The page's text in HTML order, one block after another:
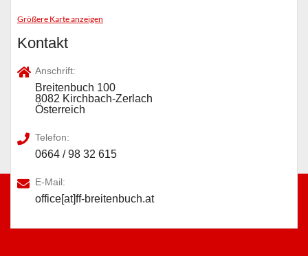
Größere Karte anzeigen
Kontakt
Anschrift:
Breitenbuch 100
8082 Kirchbach-Zerlach
Österreich
Telefon:
0664 / 98 32 615
E-Mail:
office[at]ff-breitenbuch.at